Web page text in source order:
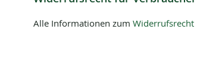
Alle Informationen zum Widerrufsrecht